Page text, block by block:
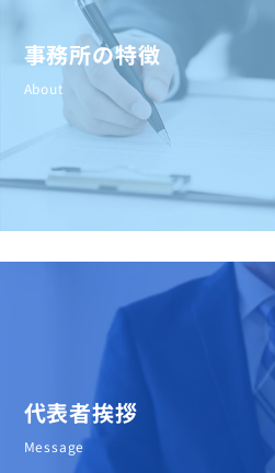
事務所の特徴
About
代表者挨拶
Message